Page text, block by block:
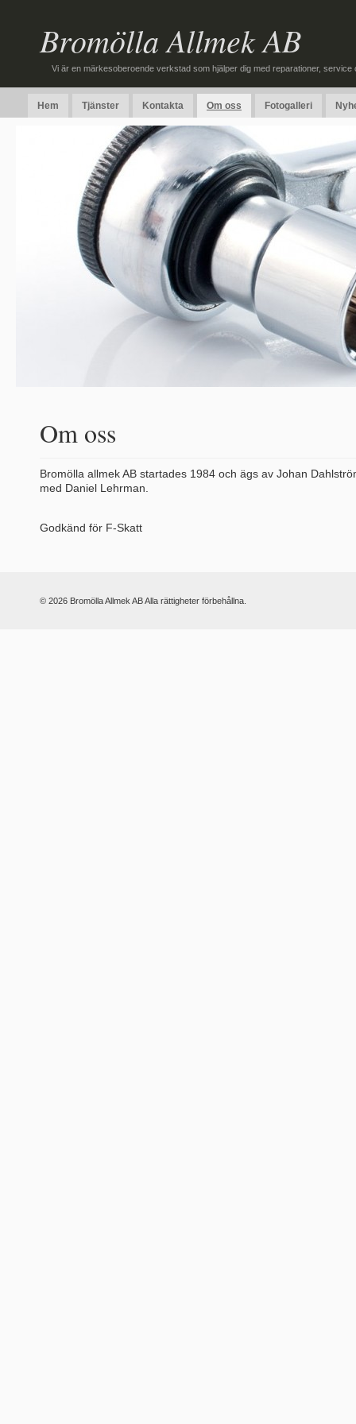
Bromölla Allmek AB
Vi är en märkesoberoende verkstad som hjälper dig med reparationer, service
Hem Tjänster Kontakta Om oss Fotogalleri
Om oss
Bromölla allmek AB startades 1984 och ägs av Johan
med Daniel Lehrman.
Godkänd för F-Skatt
© 2026 Bromölla Allmek AB Alla rättigheter förbehållna.